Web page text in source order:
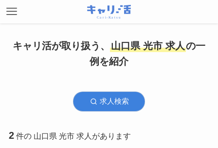
キャリ活が取り扱う、 山口県 光市 求人の一
例を紹介
求人検索
2 件の 山口県 光市 求人があります